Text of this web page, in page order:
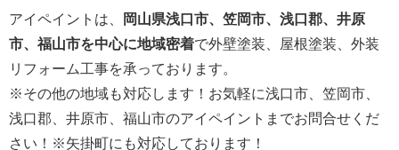
アイペイントは、
岡山県浅口市、笠岡市、浅口郡、井原
市、福山市を中心に地域密着で外壁塗装、屋根塗装、外装
リフォーム工事を承っております。
※その他の地域も対応します！お気軽に浅口市、笠岡市、
浅口郡、井原市、福山市のアイペイントまでお問合せくだ
さい！※矢掛町にも対応しております！